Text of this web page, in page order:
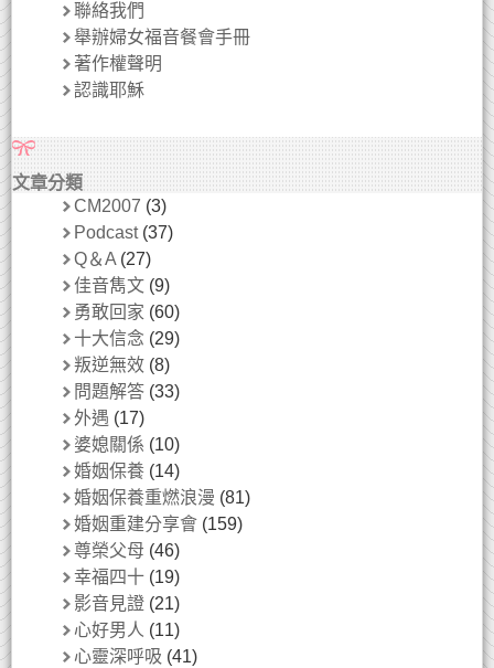
聯絡我們
舉辦婦女福音餐會手冊
著作權聲明
認識耶穌
文章分類
CM2007 (3)
Podcast(37)
Q＆A (27)
佳音雋文 (9)
勇敢回家 (60)
十大信念 (29)
叛逆無效 (8)
問題解答 (33)
外遇 (17)
婆媳關係 (10)
婚姻保養 (14)
婚姻保養重燃浪漫 (81)
婚姻重建分享會 (159)
尊榮父母 (46)
幸福四十 (19)
影音見證 (21)
心好男人 (11)
心靈深呼吸 (41)